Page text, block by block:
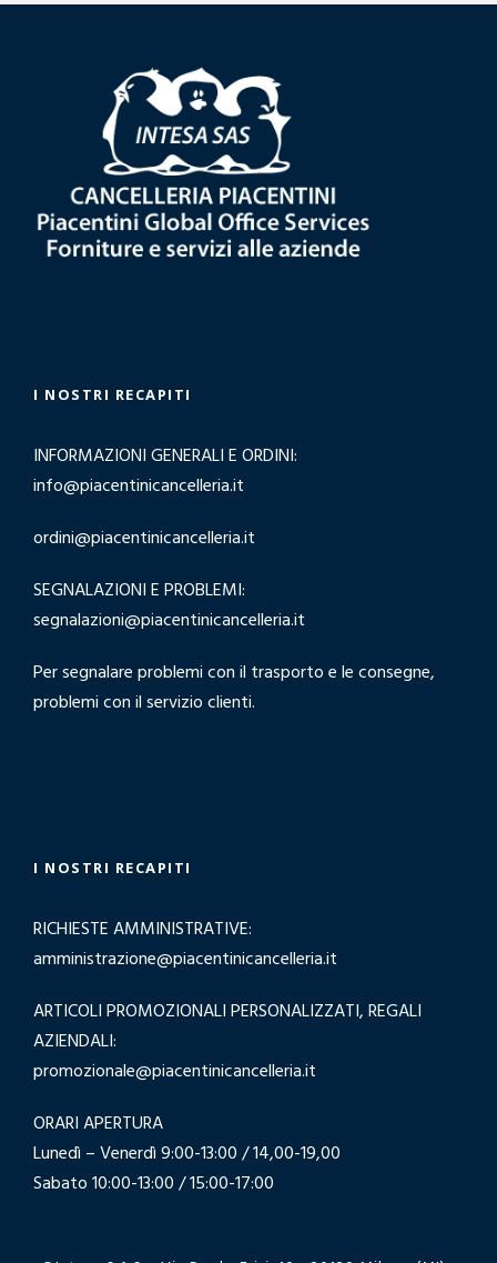
I NOSTRI RECAPITI
INFORMAZIONI GENERALI E ORDINI:
info@piacentinicancelleria.it
ordini@piacentinicancelleria.it
SEGNALAZIONI E PROBLEMI:
segnalazioni@piacentinicancelleria.it
Per segnalare problemi con il trasporto e le consegne,
problemi con il servizio clienti.
I NOSTRI RECAPITI
RICHIESTE AMMINISTRATIVE:
amministrazione@piacentinicancelleria.it
ARTICOLI PROMOZIONALI PERSONALIZZATI, REGALI
AZIENDALI:
promozionale@piacentinicancelleria.it
ORARI APERTURA
Lunedì – Venerdì 9:00-13:00 / 14,00-19,00
Sabato 10:00-13:00 / 15:00-17:00